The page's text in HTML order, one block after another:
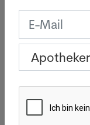
WIE LASSEN
MENSCHEN
Der Virologe
Marburg
zugelassenen
es Antikörper,